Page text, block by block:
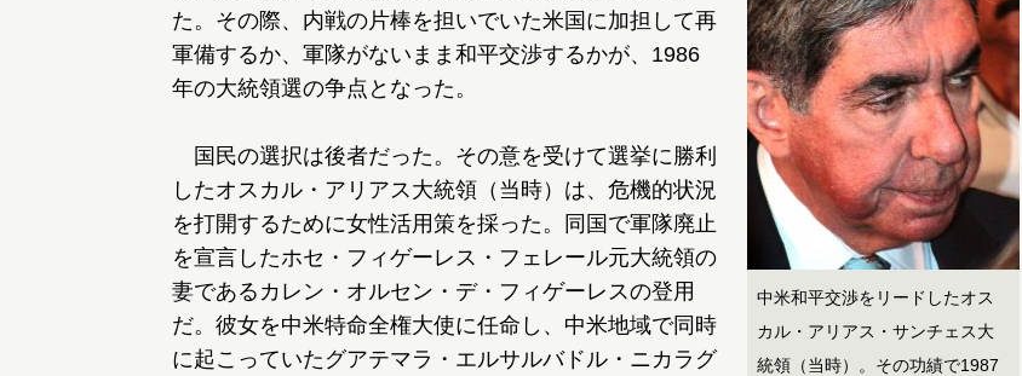
中米和平交渉をリードしたオス
カル・アリアス・サンチェス大
統領（当時）。その功績で1987
た。その際、内戦の片棒を担いでいた米国に加担して再
軍備するか、軍隊がないまま和平交渉するかが、1986
年の大統領選の争点となった。
国民の選択は後者だった。その意を受けて選挙に勝利
したオスカル・アリアス大統領（当時）は、危機的状況
を打開するために女性活用策を採った。同国で軍隊廃止
を宣言したホセ・フィゲーレス・フェレール元大統領の
妻であるカレン・オルセン・デ・フィゲーレスの登用
だ。彼女を中米特命全権大使に任命し、中米地域で同時
に起こっていたグアテマラ・エルサルバドル・ニカラグ